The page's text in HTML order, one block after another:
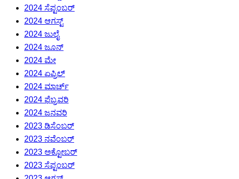
2024 ಸೆಪ್ಟಂಬರ್
2024 ಆಗಸ್ಟ್
2024 ಜುಲೈ
2024 ಜೂನ್
2024 ಮೇ
2024 ಏಪ್ರಿಲ್
2024 ಮಾರ್ಚ್
2024 ಫೆಬ್ರವರಿ
2024 ಜನವರಿ
2023 ಡಿಸೆಂಬರ್
2023 ನವೆಂಬರ್
2023 ಅಕ್ಟೋಬರ್
2023 ಸೆಪ್ಟಂಬರ್